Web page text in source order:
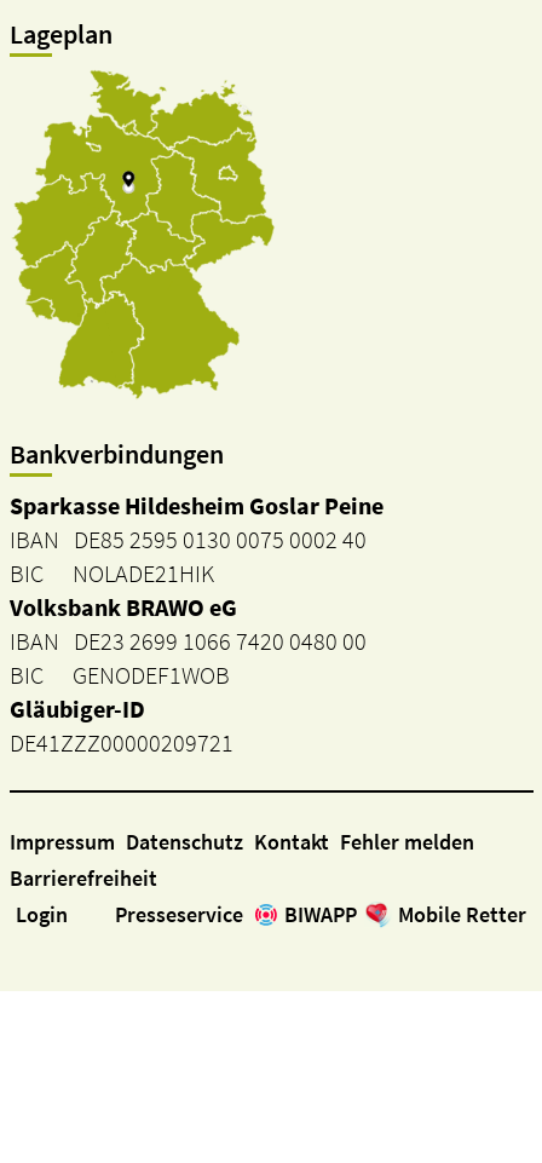
Lageplan
Bankverbindungen
Sparkasse Hildesheim Goslar Peine
IBAN DE85 2595 0130 0075 0002 40
BIC NOLADE21HIK
Volksbank BRAWO eG
IBAN DE23 2699 1066 7420 0480 00
BIC GENODEF1WOB
Gläubiger-ID
DE41ZZZ00000209721
Impressum Datenschutz Kontakt Fehler melden
Barrierefreiheit
Login
Presseservice BIWAPP Mobile Retter